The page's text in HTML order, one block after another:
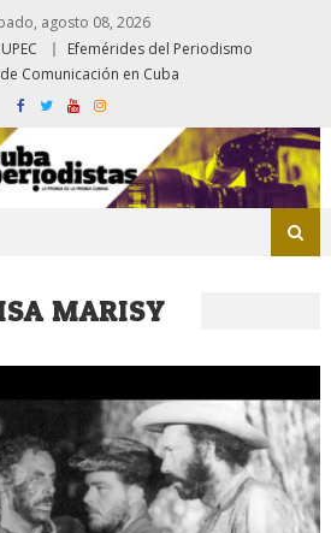
agosto 08, 2026
Efemérides del Periodismo
Comunicación en Cuba
MARISY